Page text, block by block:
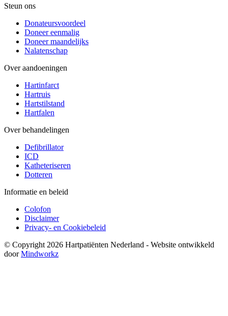
Steun ons
Donateursvoordeel
Doneer eenmalig
Doneer maandelijks
Nalatenschap
Over aandoeningen
Hartinfarct
Hartruis
Hartstilstand
Hartfalen
Over behandelingen
Defibrillator
ICD
Katheteriseren
Dotteren
Informatie en beleid
Colofon
Disclaimer
Privacy- en Cookiebeleid
© Copyright 2026 Hartpatiënten Nederland - Website ontwikkeld
doorMindworkz